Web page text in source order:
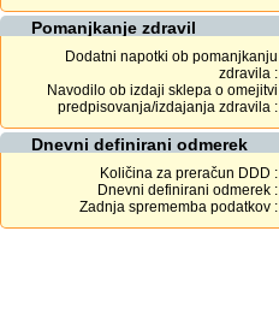
Pomanjkanje zdravil
Dodatni napotki ob pomanjkanju
zdravila :
Navodilo ob izdaji sklepa o omejitvi
predpisovanja/izdajanja zdravila :
Dnevni definirani odmerek
Količina za preračun DDD :
Dnevni definirani odmerek :
Zadnja sprememba podatkov :